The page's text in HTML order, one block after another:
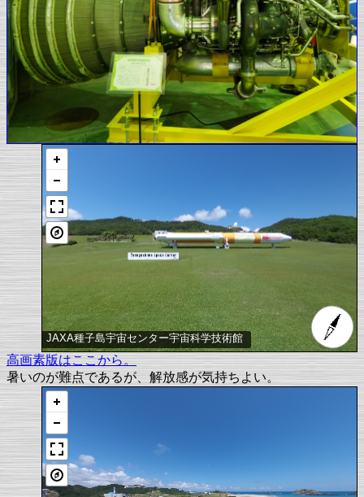
JAXA種子島宇宙センター宇宙科学技術館
高画素版はここから。
暑いのが難点であるが、解放感が気持ちよい。